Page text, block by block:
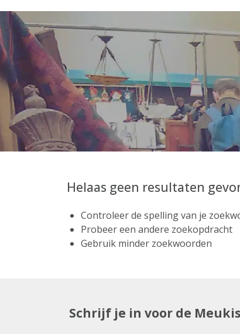
Helaas geen resultaten
Controleer de spelling van je
Probeer een andere zoekopdracht
Gebruik minder zoekwoorden
Schrijf je in voor de